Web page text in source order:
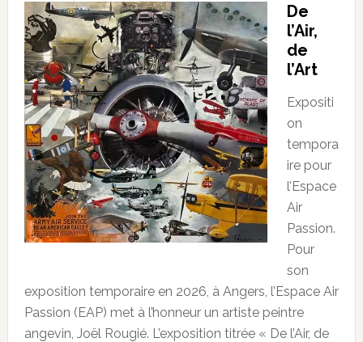
De
l’Air,
de
l’Art
Expositi
on
tempora
ire pour
l’Espace
Air
Passion.
Pour
son
exposition temporaire en 2026, à Angers, l’Espace Air
Passion (EAP) met à l’honneur un artiste peintre
angevin, Joël Rougié. L’exposition titrée « De l’Air, de